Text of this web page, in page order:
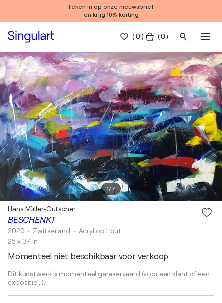
Teken in op onze nieuwsbrief
en krijg 10% korting
(0 ) ( 0 )
1/7
BESCHENKT
Hans Müller-Gutscher
2020 • Zwitserland • Acryl op Hout
25 x 37 in
Momenteel niet beschikbaar voor verkoop
Dit kunstwerk is momenteel gereserveerd (voor een klant of een
expositie...).